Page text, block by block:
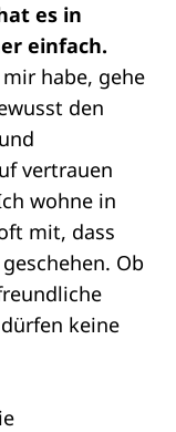
es in
einfach.
habe, gehe
den
vertrauen
wohne in
mit, dass
Ob
keine